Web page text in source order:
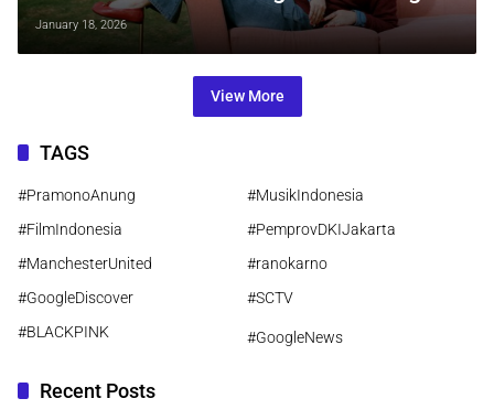
January 18, 2026
View More
TAGS
#PramonoAnung
#MusikIndonesia
#FilmIndonesia
#PemprovDKIJakarta
#ManchesterUnited
#ranokarno
#GoogleDiscover
#SCTV
#BLACKPINK
#GoogleNews
Recent Posts